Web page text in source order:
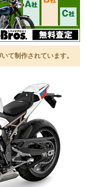
て制作されています。